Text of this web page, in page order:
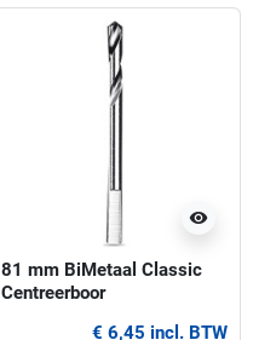
visibility
81 mm BiMetaal Classic
Centreerboor
€ 6,45 incl. BTW